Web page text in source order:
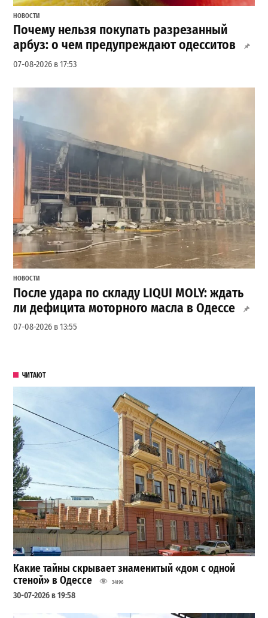
НОВОСТИ
Почему нельзя покупать разрезанный
арбуз: о чем предупреждают одесситов
07-08-2026 в 17:53
НОВОСТИ
После удара по складу LIQUI MOLY: ждать
ли дефицита моторного масла в Одессе
07-08-2026 в 13:55
ЧИТАЮТ
Какие тайны скрывает знаменитый «дом с одной
стеной» в Одессе
34196
30-07-2026 в 19:58